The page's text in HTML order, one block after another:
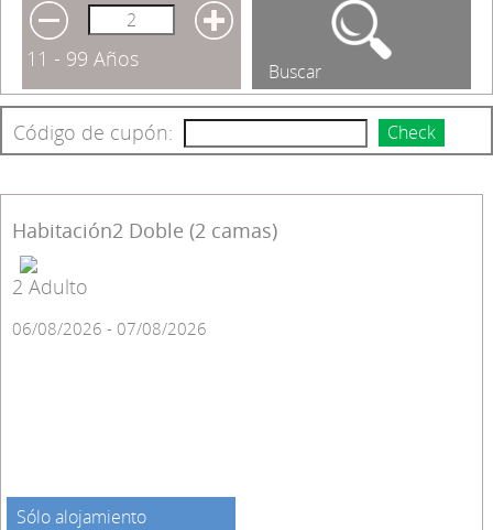
11 - 99 Años Buscar
Código de cupón: Check
Habitación2 Doble (2 camas)
2 Adulto
06/08/2026 - 07/08/2026
Sólo alojamiento